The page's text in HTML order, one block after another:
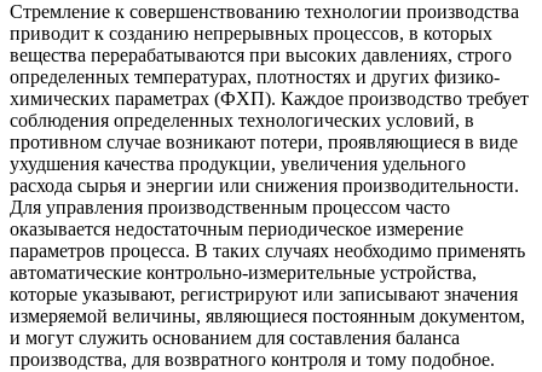
Стремление к совершенствованию технологии производства
приводит к созданию непрерывных процессов, в которых
вещества перерабатываются при высоких давлениях, строго
определенных температурах, плотностях и других физико-
химических параметрах (ФХП). Каждое производство требует
соблюдения определенных технологических условий, в
противном случае возникают потери, проявляющиеся в виде
ухудшения качества продукции, увеличения удельного
расхода сырья и энергии или снижения производительности.
Для управления производственным процессом часто
оказывается недостаточным периодическое измерение
параметров процесса. В таких случаях необходимо применять
автоматические контрольно-измерительные устройства,
которые указывают, регистрируют или записывают значения
измеряемой величины, являющиеся постоянным документом,
и могут служить основанием для составления баланса
производства, для возвратного контроля и тому подобное.